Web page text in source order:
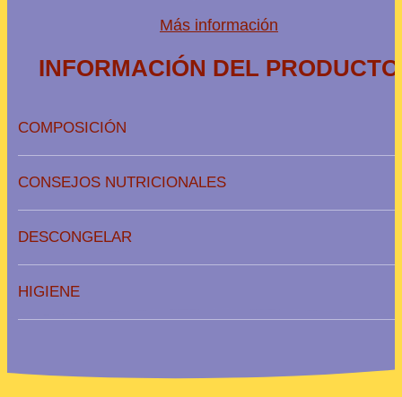
Más información
INFORMACIÓN DEL PRODUCTO
COMPOSICIÓN
CONSEJOS NUTRICIONALES
DESCONGELAR
HIGIENE